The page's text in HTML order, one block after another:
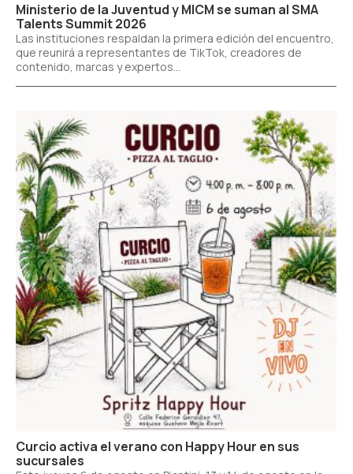
Ministerio de la Juventud y MICM se suman al SMA
Talents Summit 2026
Las instituciones respaldan la primera edición del encuentro,
que reunirá a representantes de TikTok, creadores de
contenido, marcas y expertos...
Curcio activa el verano con Happy Hour en sus
sucursales